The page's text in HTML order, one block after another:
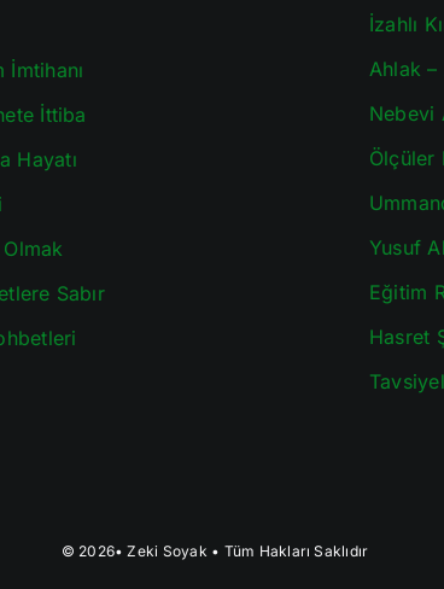
İmtihanı
İttiba
Hayatı
Olmak
Sabır
İzahlı
Ahlak –
Nebevi
Ölçüler
Yusuf
Eğitim
Hasret
© 2026•Zeki Soyak• Tüm Hakları Saklıdır